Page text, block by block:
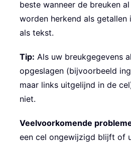
beste wanneer de breuken
worden herkend als getallen
als tekst.
Tip: Als uw breukgegevens
opgeslagen (bijvoorbeeld
maar links uitgelijnd in de
niet.
Veelvoorkomende
een cel ongewijzigd blijft of